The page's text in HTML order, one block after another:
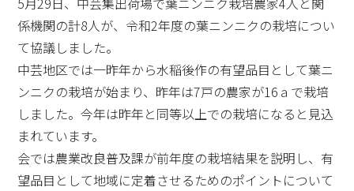
係機関の計8人が、令和2年度の葉ニンニクの栽培につい
て協議しました。
中芸地区では一昨年から水稲後作の有望品目として葉ニ
ンニクの栽培が始まり、昨年は7戸の農家が16ａで栽培
しました。今年は昨年と同等以上での栽培になると見込
まれています。
会では農業改良普及課が前年度の栽培結果を説明し、有
望品目として地域に定着させるためのポイントについて